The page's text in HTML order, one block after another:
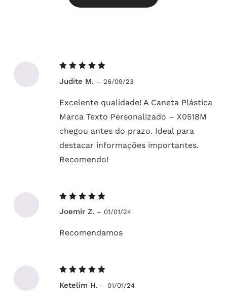
5de 5
Judite M. – 26/09/23
Excelente qualidade! A Caneta Plástica
Marca Texto Personalizado – X0518M
chegou antes do prazo. Ideal para
destacar informações importantes.
Recomendo!
5de 5
Joemir Z. – 01/01/24
Recomendamos
5de 5
Ketelim H. – 01/01/24